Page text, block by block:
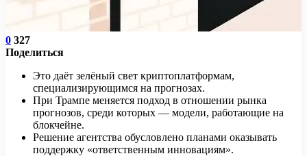
0 327
Поделиться
Это даёт зелёный свет криптоплатформам,
специализирующимся на прогнозах.
При Трампе меняется подход в отношении рынка
прогнозов, среди которых — модели, работающие на
блокчейне.
Решение агентства обусловлено планами оказывать
поддержку «ответственным инновациям».